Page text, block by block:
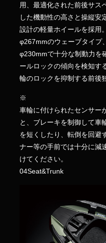
用、最適化された前後サス
した機動性の高さと操縦安
設計の軽量ホイールを採用
φ267mmのウェーブタイプ
φ230mmで十分な制動力を
ールロックの傾向を検知す
輪のロックを抑制する前後
※
車輪に付けられたセンサー
と、ブレーキを制御して車
を短くしたり、転倒を回避
ナー等の手前では十分に減
けてください。
04Seat&Trunk